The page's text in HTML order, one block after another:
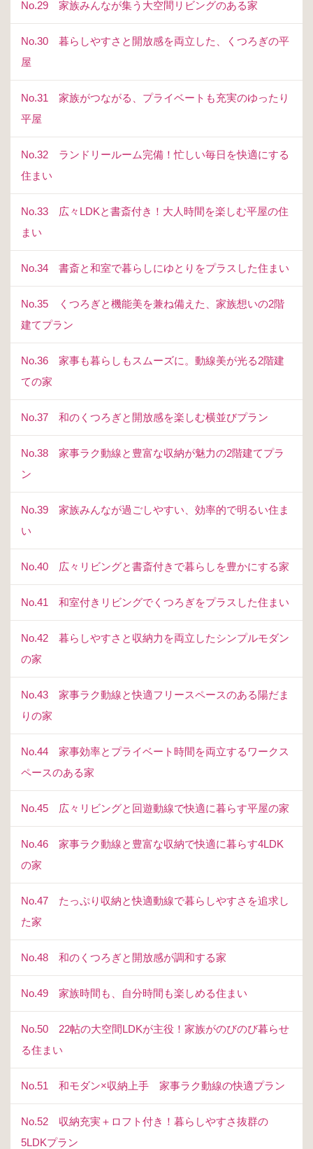
No.29 家族みんなが集う大空間リビングのある家
No.30 暮らしやすさと開放感を両立した、くつろぎの平
屋
No.31 家族がつながる、プライベートも充実のゆったり
平屋
No.32 ランドリールーム完備！忙しい毎日を快適にする
住まい
No.33 広々LDKと書斎付き！大人時間を楽しむ平屋の住
まい
No.34 書斎と和室で暮らしにゆとりをプラスした住まい
No.35 くつろぎと機能美を兼ね備えた、家族想いの2階
建てプラン
No.36 家事も暮らしもスムーズに。動線美が光る2階建
ての家
No.37 和のくつろぎと開放感を楽しむ横並びプラン
No.38 家事ラク動線と豊富な収納が魅力の2階建てプラ
ン
No.39 家族みんなが過ごしやすい、効率的で明るい住ま
い
No.40 広々リビングと書斎付きで暮らしを豊かにする家
No.41 和室付きリビングでくつろぎをプラスした住まい
No.42 暮らしやすさと収納力を両立したシンプルモダン
の家
No.43 家事ラク動線と快適フリースペースのある陽だま
りの家
No.44 家事効率とプライベート時間を両立するワークス
ペースのある家
No.45 広々リビングと回遊動線で快適に暮らす平屋の家
No.46 家事ラク動線と豊富な収納で快適に暮らす4LDK
の家
No.47 たっぷり収納と快適動線で暮らしやすさを追求し
た家
No.48 和のくつろぎと開放感が調和する家
No.49 家族時間も、自分時間も楽しめる住まい
No.50 22帖の大空間LDKが主役！家族がのびのび暮らせ
る住まい
No.51 和モダン×収納上手 家事ラク動線の快適プラン
No.52 収納充実＋ロフト付き！暮らしやすさ抜群の
5LDKプラン